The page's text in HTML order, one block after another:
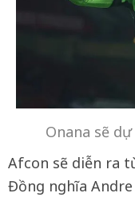
Onana sẽ
Afcon sẽ diễn ra
Đồng nghĩa